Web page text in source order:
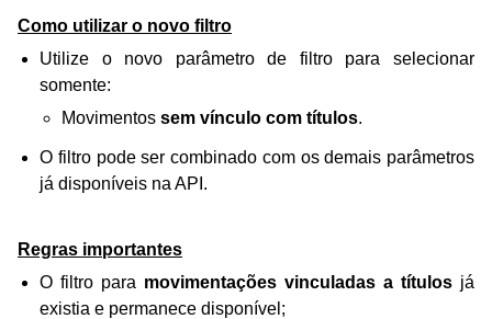
Como utilizar o novo filtro
Utilize o novo parâmetro de filtro para selecionar
somente:
Movimentos sem vínculo com títulos.
O filtro pode ser combinado com os demais parâmetros
já disponíveis na API.
Regras importantes
O filtro para movimentações vinculadas a títulos já
existia e permanece disponível;